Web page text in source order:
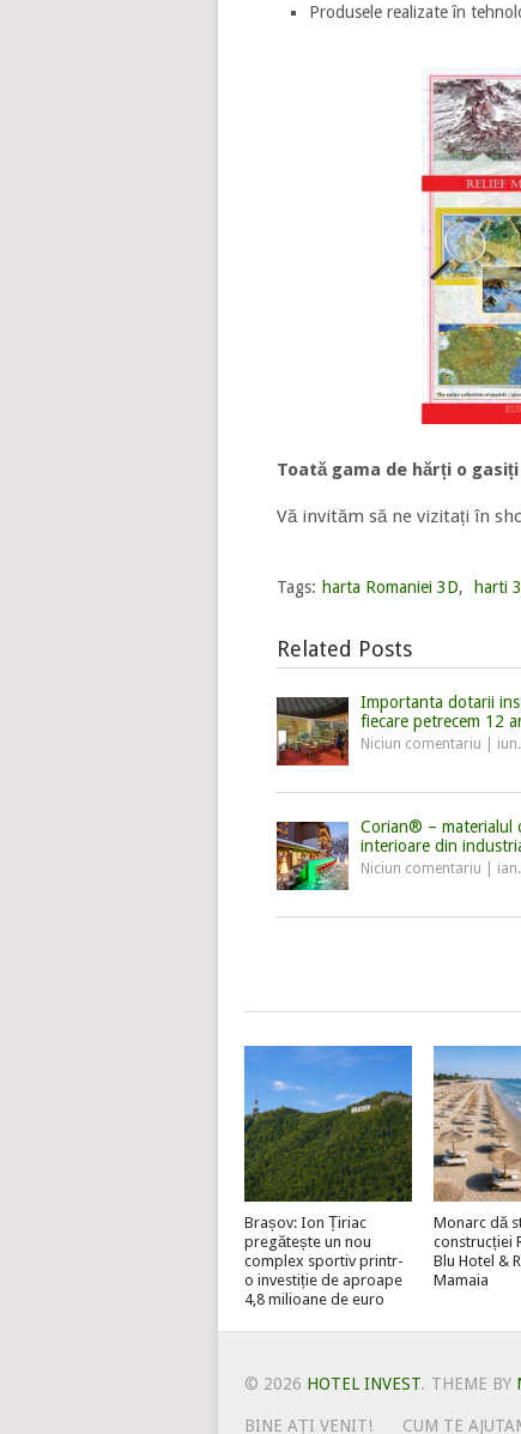
Produsele realizate în
Toată gama de hărți o
Vă invităm să ne vizitați în
Tags: harta Romaniei 3D, harti
Related Posts
Importanta dotarii
fiecare petrecem 12
Niciun comentariu
Corian® – materialul
interioare din
Niciun comentariu
Brașov: Ion Țiriac
pregătește un nou
complex sportiv printr-
o investiție de aproape
4,8 milioane de euro
Monarc dă
construcției
Blu Hotel &
Mamaia
© 2026 HOTEL INVEST. THEME BY
BINE AȚI VENIT! CUM TE